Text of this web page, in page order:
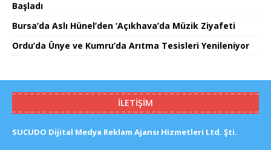
Başladı
Bursa’da Aslı Hünel’den ‘Açıkhava’da Müzik Ziyafeti
Ordu’da Ünye ve Kumru’da Arıtma Tesisleri Yenileniyor
İLETIŞIM
SUCUDO Dijital Medya Reklam Ajansı Hizmetleri Ltd. Şti.